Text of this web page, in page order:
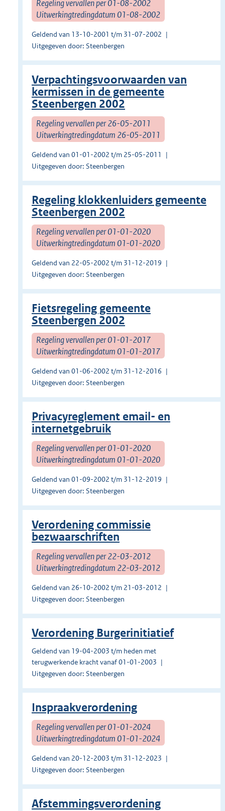
Regeling vervallen per 01-08-2002
Uitwerkingtredingdatum 01-08-2002
Geldend van 13-10-2001 t/m 31-07-2002
Uitgegeven door: Steenbergen
Verpachtingsvoorwaarden van
kermissen in de gemeente
Steenbergen 2002
Regeling vervallen per 26-05-2011
Uitwerkingtredingdatum 26-05-2011
Geldend van 01-01-2002 t/m 25-05-2011
Uitgegeven door: Steenbergen
Regeling klokkenluiders gemeente
Steenbergen 2002
Regeling vervallen per 01-01-2020
Uitwerkingtredingdatum 01-01-2020
Geldend van 22-05-2002 t/m 31-12-2019
Uitgegeven door: Steenbergen
Fietsregeling gemeente
Steenbergen 2002
Regeling vervallen per 01-01-2017
Uitwerkingtredingdatum 01-01-2017
Geldend van 01-06-2002 t/m 31-12-2016
Uitgegeven door: Steenbergen
Privacyreglement email- en
internetgebruik
Regeling vervallen per 01-01-2020
Uitwerkingtredingdatum 01-01-2020
Geldend van 01-09-2002 t/m 31-12-2019
Uitgegeven door: Steenbergen
Verordening commissie
bezwaarschriften
Regeling vervallen per 22-03-2012
Uitwerkingtredingdatum 22-03-2012
Geldend van 26-10-2002 t/m 21-03-2012
Uitgegeven door: Steenbergen
Verordening Burgerinitiatief
Geldend van 19-04-2003 t/m heden met
terugwerkende kracht vanaf 01-01-2003
Uitgegeven door: Steenbergen
Inspraakverordening
Regeling vervallen per 01-01-2024
Uitwerkingtredingdatum 01-01-2024
Geldend van 20-12-2003 t/m 31-12-2023
Uitgegeven door: Steenbergen
Afstemmingsverordening